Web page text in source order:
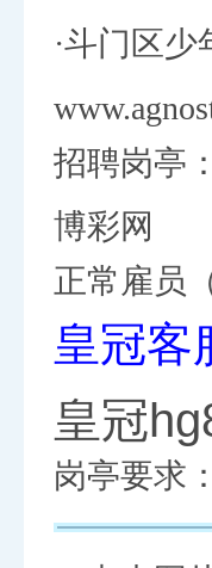
·斗门区
招聘岗亭：
博彩网
正常雇员
皇冠客
皇冠
岗亭要求：